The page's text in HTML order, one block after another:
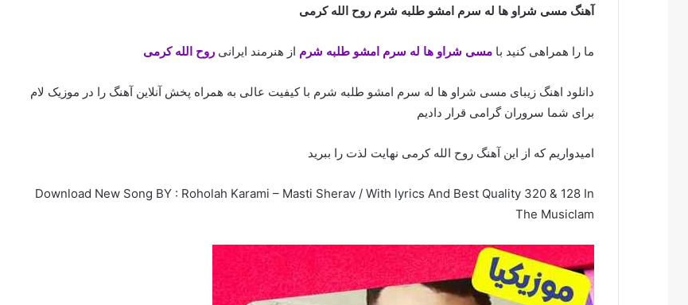
آهنگ مسی شراو ها له سرم امشو طلبه شرم روح الله کرمی
ما را همراهی کنید با مسی شراو ها له سرم امشو طلبه شرم از هنرمند ایرانی روح الله کرمی
دانلود اهنگ زیبای مسی شراو ها له سرم امشو طلبه شرم با کیفیت عالی به همراه پخش آنلاین آهنگ را در موزیک لام
برای شما سروران گرامی قرار دادیم
امیدواریم که از این آهنگ روح الله کرمی نهایت لذت را ببرید
Download New Song BY : Roholah Karami – Masti Sherav / With lyrics And Best Quality 320 & 128 In
The Musiclam